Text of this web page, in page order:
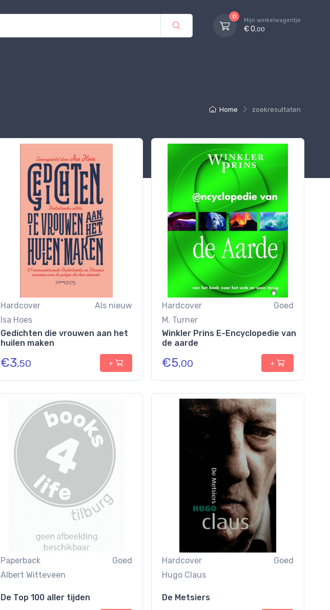
0
Mijn winkelwagentje
€ 0,00
Home zoekresultaten
Hardcover
Als nieuw
Isa Hoes
Gedichten die vrouwen aan het
huilen maken
€3,50 +
Hardcover
Goed
M. Turner
Winkler Prins E-Encyclopedie van
de aarde
€5,00 +
Paperback
Goed
Albert Witteveen
De Top 100 aller tijden
Hardcover
Goed
Hugo Claus
De Metsiers